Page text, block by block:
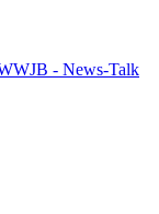
- News-Talk